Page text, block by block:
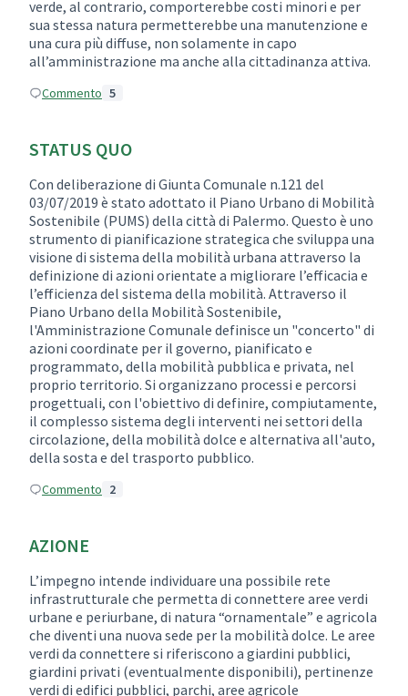
verde, al contrario, comporterebbe costi minori e per
sua stessa natura permetterebbe una manutenzione e
una cura più diffuse, non solamente in capo
all’amministrazione ma anche alla cittadinanza attiva.
Commento 5
STATUS QUO
Con deliberazione di Giunta Comunale n.121 del
03/07/2019 è stato adottato il Piano Urbano di Mobilità
Sostenibile (PUMS) della città di Palermo. Questo è uno
strumento di pianificazione strategica che sviluppa una
visione di sistema della mobilità urbana attraverso la
definizione di azioni orientate a migliorare l’efficacia e
l’efficienza del sistema della mobilità. Attraverso il
Piano Urbano della Mobilità Sostenibile,
l'Amministrazione Comunale definisce un "concerto" di
azioni coordinate per il governo, pianificato e
programmato, della mobilità pubblica e privata, nel
proprio territorio. Si organizzano processi e percorsi
progettuali, con l'obiettivo di definire, compiutamente,
il complesso sistema degli interventi nei settori della
circolazione, della mobilità dolce e alternativa all'auto,
della sosta e del trasporto pubblico.
Commento 2
AZIONE
L’impegno intende individuare una possibile rete
infrastrutturale che permetta di connettere aree verdi
urbane e periurbane, di natura “ornamentale” e agricola
che diventi una nuova sede per la mobilità dolce. Le aree
verdi da connettere si riferiscono a giardini pubblici,
giardini privati (eventualmente disponibili), pertinenze
verdi di edifici pubblici, parchi, aree agricole